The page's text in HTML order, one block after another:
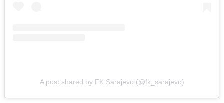
A post shared by FK Sarajevo (@fk_sarajevo)